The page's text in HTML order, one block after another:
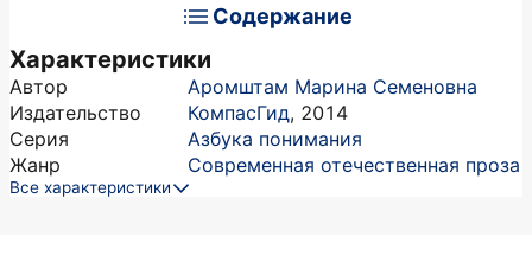
Содержание
Характеристики
Автор
Аромштам Марина Семеновна
Издательство
КомпасГид, 2014
Серия
Азбука понимания
Жанр
Современная отечественная проза
Все характеристики